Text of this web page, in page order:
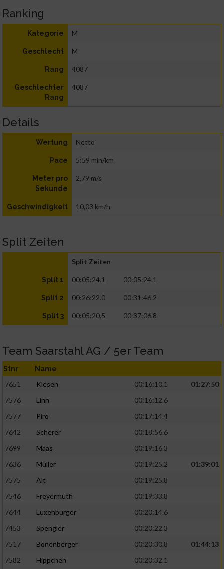
Ranking
Kategorie M
Geschlecht M
Rang 4087
Geschlechter
Rang
4087
Details
Wertung Netto
Pace 5:59 min/km
Meter pro
Sekunde
2,79 m/s
Geschwindigkeit 10,03 km/h
Split Zeiten
Split Zeiten
Split 1 00:05:24.1 00:05:24.1
Split 2 00:26:22.0 00:31:46.2
Split 3 00:05:20.5 00:37:06.8
Team Saarstahl AG / 5er Team
Stnr Name
7651 Klesen 00:16:10.1
01:27:50
7576
Linn
00:16:12.6
7577
Piro
00:17:14.4
7642
Scherer
00:18:56.6
7699
Maas
00:19:16.3
7636
Müller 00:19:25.2
01:39:01
7575
Alt
00:19:25.8
7546
Freyermuth
00:19:33.8
7644
Luxenburger
00:20:14.6
7453
Spengler
00:20:22.3
7517
Bonenberger 00:20:30.8
01:44:13
7582
Hippchen
00:20:32.1